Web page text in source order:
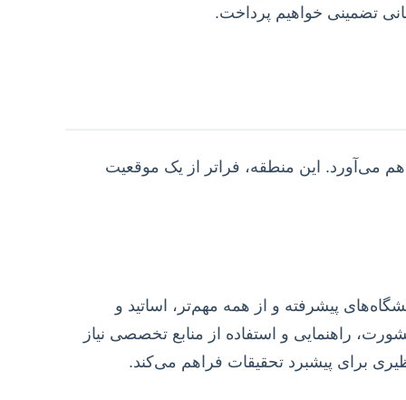
تضمینی خواهیم پرداخت.
می‌آورد. این منطقه، فراتر از یک موقعیت
پیشرفته و از همه مهم‌تر، اساتید و
راهنمایی و استفاده از منابع تخصصی نیاز
برای پیشبرد تحقیقات فراهم می‌کند.